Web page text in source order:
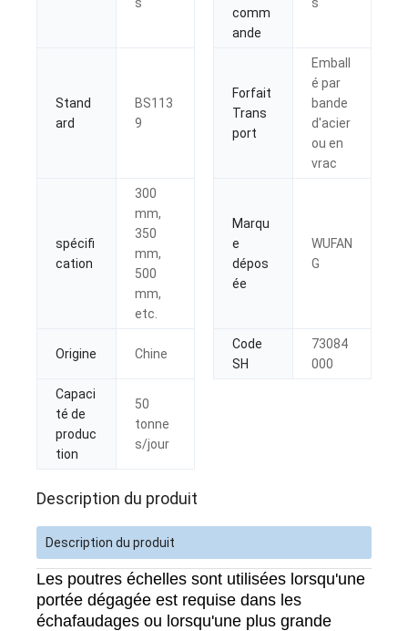
comm
ande
Stand
ard
BS113
9
Forfait
Trans
port
Emball
é par
bande
d'acier
ou en
vrac
spécifi
cation
300
mm,
350
mm,
500
mm,
etc.
Marqu
e
dépos
ée
WUFAN
G
Origine Chine
Code
SH
73084
000
Capaci
té de
produc
tion
50
tonne
s/jour
Description du produit
Description du produit
Les poutres échelles sont utilisées lorsqu'une
portée dégagée est requise dans les
échafaudages ou lorsqu'une plus grande